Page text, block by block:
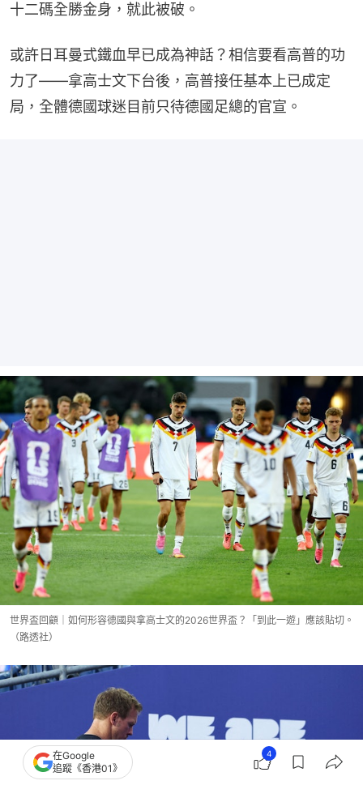
十二碼全勝金身，就此被破。
或許日耳曼式鐵血早已成為神話？相信要看高普的功
力了——拿高士文下台後，高普接任基本上已成定
局，全體德國球迷目前只待德國足總的官宣。
世界盃回顧｜如何形容德國與拿高士文的2026世界盃？「到此一遊」應該貼切。
（路透社）
在Google
追蹤《香港01》
4